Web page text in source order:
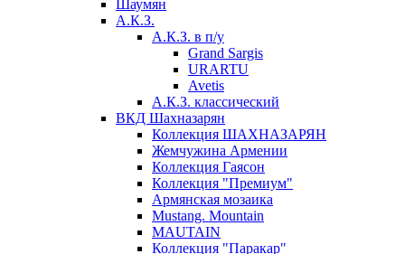
Шаумян
А.К.З.
А.К.З. в п/у
Grand Sargis
URARTU
Avetis
А.К.З. классический
ВКД Шахназарян
Коллекция ШАХНАЗАРЯН
Жемчужина Армении
Коллекция Гаясон
Коллекция "Премиум"
Армянская мозаика
Mustang. Mountain
MAUTAIN
Коллекция "Паракар"